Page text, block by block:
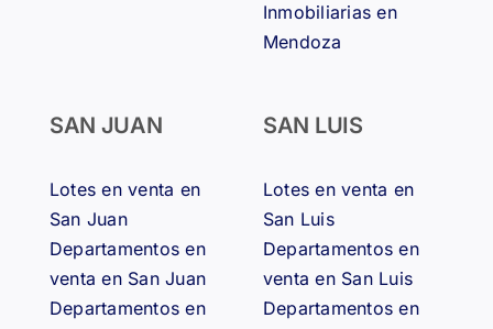
Inmobiliarias en
Mendoza
SAN JUAN
Lotes en venta en
San Juan
Departamentos en
venta en San Juan
Departamentos en
SAN LUIS
Lotes en venta en
San Luis
Departamentos en
venta en San Luis
Departamentos en